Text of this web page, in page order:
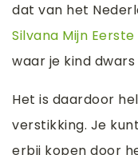
dat van het
Silvana Mijn
waar je kind
Het is daardoor
verstikking. Je
erbij kopen door